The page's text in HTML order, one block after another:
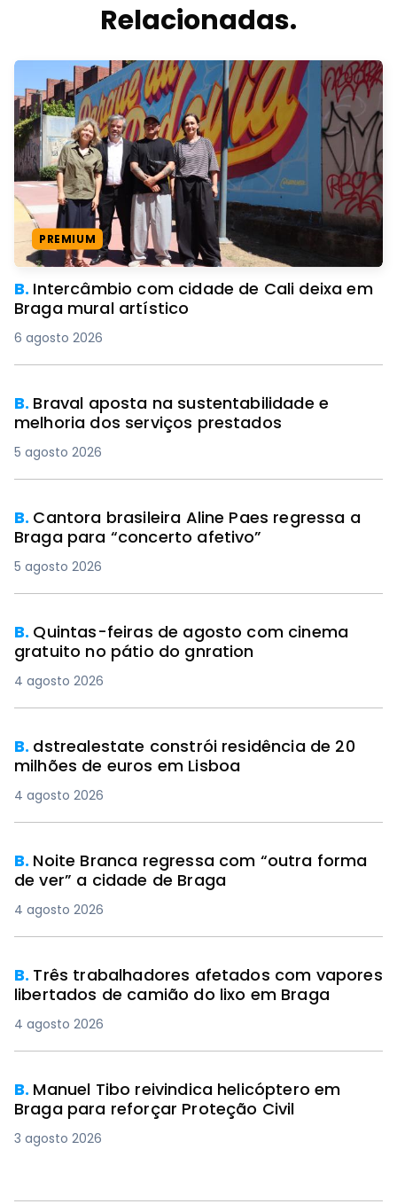
Relacionadas.
PREMIUM
B. Intercâmbio com cidade de Cali deixa em
Braga mural artístico
6 agosto 2026
B. Braval aposta na sustentabilidade e
melhoria dos serviços prestados
5 agosto 2026
B. Cantora brasileira Aline Paes regressa a
Braga para “concerto afetivo”
5 agosto 2026
B. Quintas-feiras de agosto com cinema
gratuito no pátio do gnration
4 agosto 2026
B. dstrealestate constrói residência de 20
milhões de euros em Lisboa
4 agosto 2026
B. Noite Branca regressa com “outra forma
de ver” a cidade de Braga
4 agosto 2026
B. Três trabalhadores afetados com vapores
libertados de camião do lixo em Braga
4 agosto 2026
B. Manuel Tibo reivindica helicóptero em
Braga para reforçar Proteção Civil
3 agosto 2026